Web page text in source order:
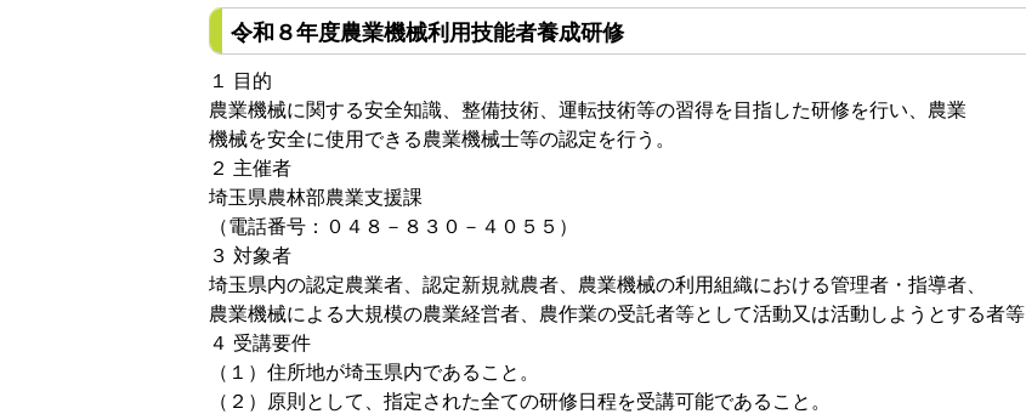
令和８年度農業機械利用技能者養成研修
１ 目的
農業機械に関する安全知識、整備技術、運転技術等の習得を目指した研修を行い、農業
機械を安全に使用できる農業機械士等の認定を行う。
２ 主催者
埼玉県農林部農業支援課
（電話番号：０４８－８３０－４０５５）
３ 対象者
埼玉県内の認定農業者、認定新規就農者、農業機械の利用組織における管理者・指導者、
農業機械による大規模の農業経営者、農作業の受託者等として活動又は活動しようとする者等
４ 受講要件
（１）住所地が埼玉県内であること。
（２）原則として、指定された全ての研修日程を受講可能であること。